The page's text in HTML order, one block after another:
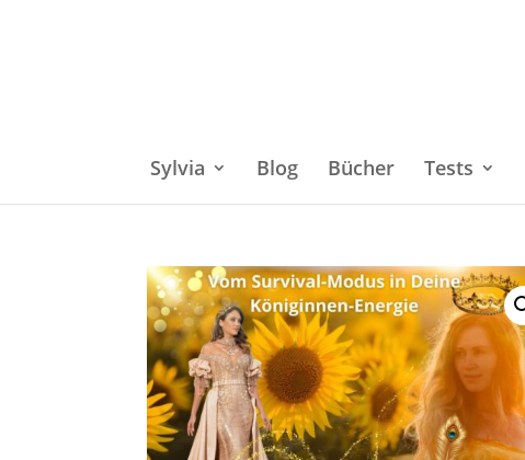
Sylvia Blog Bücher Tests